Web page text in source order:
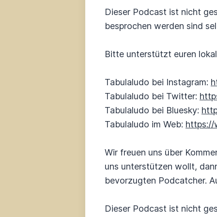
Dieser Podcast ist nicht
besprochen werden sind
Bitte unterstützt euren
Tabulaludo bei Instagram:
Tabulaludo bei Twitter:
Tabulaludo bei Bluesky:
Tabulaludo im Web: https://
Wir freuen uns über
uns unterstützen wollt,
bevorzugten Podcatcher.
Dieser Podcast ist nicht